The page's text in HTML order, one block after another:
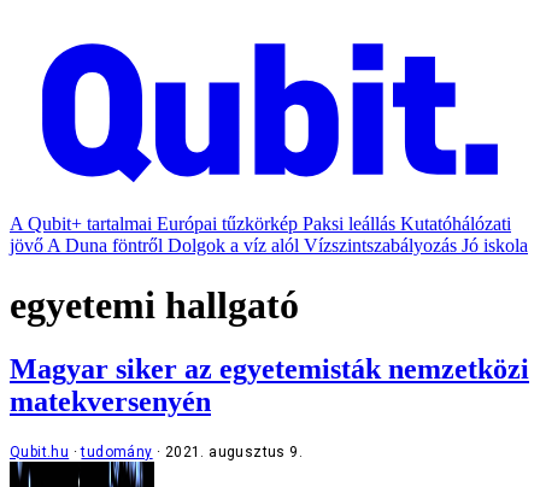
A Qubit+ tartalmai Európai tűzkörkép Paksi leállás Kutatóhálózati
jövő A Duna föntről Dolgok a víz alól Vízszintszabályozás Jó iskola
egyetemi hallgató
Magyar siker az egyetemisták nemzetközi
matekversenyén
Qubit.hu tudomány 2021. augusztus 9.